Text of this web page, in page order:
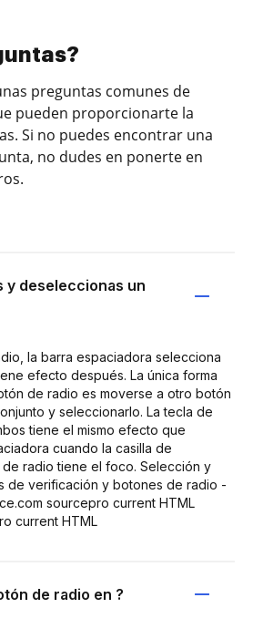
preguntas comunes de
pueden proporcionarte la
Si no puedes encontrar una
no dudes en ponerte en
y deseleccionas un
la barra espaciadora selecciona
efecto después. La única forma
de radio es moverse a otro botón
y seleccionarlo. La tecla de
tiene el mismo efecto que
cuando la casilla de
radio tiene el foco. Selección y
de verificación y botones de radio -
sourcepro current HTML
current HTML
de radio en ?